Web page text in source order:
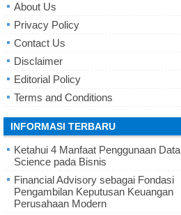
About Us
Privacy Policy
Contact Us
Disclaimer
Editorial Policy
Terms and Conditions
INFORMASI TERBARU
Ketahui 4 Manfaat Penggunaan Data
Science pada Bisnis
Financial Advisory sebagai Fondasi
Pengambilan Keputusan Keuangan
Perusahaan Modern